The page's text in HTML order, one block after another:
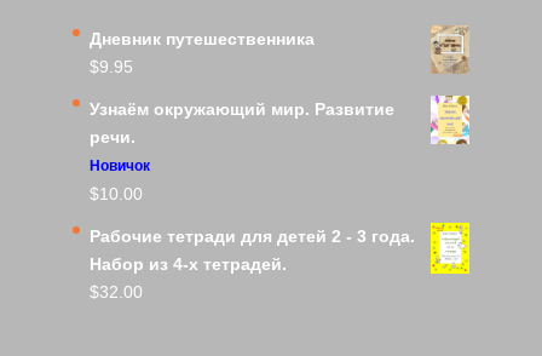
Дневник путешественника
$9.95
Узнаём окружающий мир. Развитие
речи.
Новичок
$10.00
Рабочие тетради для детей 2 - 3 года.
Набор из 4-х тетрадей.
$32.00